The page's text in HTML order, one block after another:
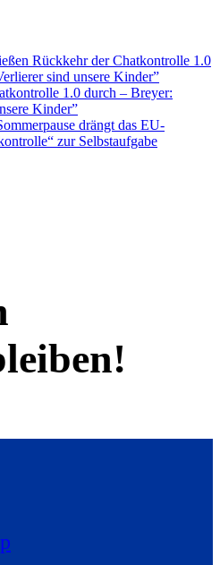
Rückkehr der Chatkontrolle 1.0
sind unsere Kinder”
1.0 durch – Breyer:
Kinder”
drängt das EU-
zur Selbstaufgabe